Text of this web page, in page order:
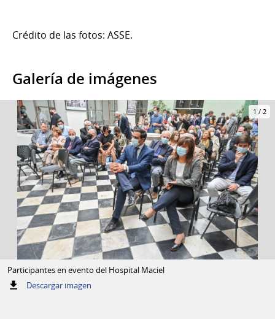
Crédito de las fotos: ASSE.
Galería de imágenes
1 / 2
Participantes en evento del Hospital Maciel
Descargar imagen: